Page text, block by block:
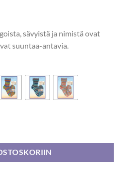
sävyistä ja nimistä ovat
suuntaa-antavia.